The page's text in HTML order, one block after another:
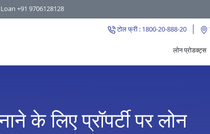
+91 9706128128
टोल फ्री : 1800-20-888-20
लोन प्रोडक्ट्स
के लिए प्रॉपर्टी पर लोन